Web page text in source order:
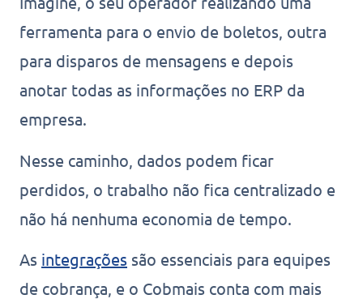
ferramenta para o envio de boletos, outra
para disparos de mensagens e depois
anotar todas as informações no ERP da
empresa.
Nesse caminho, dados podem ficar
perdidos, o trabalho não fica centralizado e
não há nenhuma economia de tempo.
As integrações são essenciais para equipes
de cobrança, e o Cobmais conta com mais